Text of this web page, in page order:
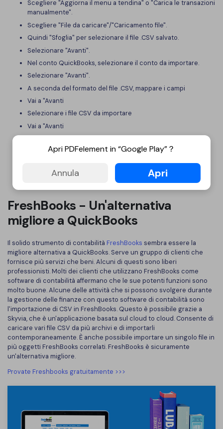
Scegliere "Aggiorna il menu a tendina" o "Carica le transazioni
manualmente".
Scegliere "File da caricare"/"Caricamento file".
Quindi "Sfoglia" per selezionare il file .CSV salvato.
Selezionare "Avanti".
Nel conto QuickBooks, selezionare il conto da importare.
Selezionare "Avanti".
A seconda del formato del file .CSV, mappare i campi
Vai a "Avanti
Selezionare i file CSV da importare
Vai a "Avanti
Cliccare su "Fine" dopo aver ricevuto la conferma
Nella finestra Transazioni scaricate vengono visualizzate le
transazioni importate dai file CSV.
FreshBooks - Un'alternativa
migliore a QuickBooks
Il solido strumento di contabilità FreshBooks sembra essere la
migliore alternativa a QuickBooks. Serve un gruppo di clienti che
fornisce più servizi che beni. Alcuni di questi sono liberi
professionisti. Molti dei clienti che utilizzano FreshBooks come
software di contabilità affermano che le sue potenti funzioni sono
molto buone. Alcune delle attività che si possono svolgere durante
la gestione delle finanze con questo software di contabilità sono
l'importazione di CSV in FreshBooks. Questo è possibile grazie a
Skyvia, che è un'applicazione basata sul cloud to cloud. Consente di
caricare vari file CSV da più archivi e di importarli
contemporaneamente. È anche possibile importare un singolo file in
più oggetti FreshBooks correlati. FreshBooks è sicuramente
un'alternativa migliore.
Provate Freshbooks gratuitamente >>>
Apri PDFelement in “Google Play”？
Annula Apri